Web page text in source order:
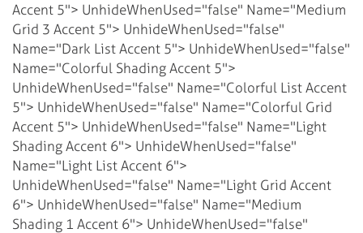
Accent 5"> UnhideWhenUsed="false" Name="Medium
Grid 3 Accent 5"> UnhideWhenUsed="false"
Name="Dark List Accent 5"> UnhideWhenUsed="false"
Name="Colorful Shading Accent 5">
UnhideWhenUsed="false" Name="Colorful List Accent
5"> UnhideWhenUsed="false" Name="Colorful Grid
Accent 5"> UnhideWhenUsed="false" Name="Light
Shading Accent 6"> UnhideWhenUsed="false"
Name="Light List Accent 6">
UnhideWhenUsed="false" Name="Light Grid Accent
6"> UnhideWhenUsed="false" Name="Medium
Shading 1 Accent 6"> UnhideWhenUsed="false"